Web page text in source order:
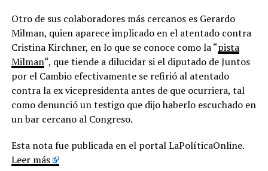
Otro de sus colaboradores más cercanos es Gerardo
Milman, quien aparece implicado en el atentado contra
Cristina Kirchner, en lo que se conoce como la “pista
Milman“, que tiende a dilucidar si el diputado de Juntos
por el Cambio efectivamente se refirió al atentado
contra la ex vicepresidenta antes de que ocurriera, tal
como denunció un testigo que dijo haberlo escuchado en
un bar cercano al Congreso.
Esta nota fue publicada en el portal LaPolíticaOnline.
Leer más